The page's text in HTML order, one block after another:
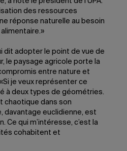
des ressources
réponse naturelle au besoin
dit adopter le point de vue de
le paysage agricole porte la
entre nature et
je veux représenter ce
à deux types de géométries.
chaotique dans son
davantage euclidienne, est
Ce qui m’intéresse, c’est la
cohabitent et